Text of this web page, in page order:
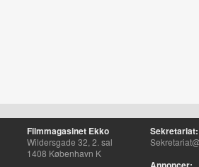
Filmmagasinet Ekko
Wildersgade 32, 2. sal
1408 København K
Sekretariat: